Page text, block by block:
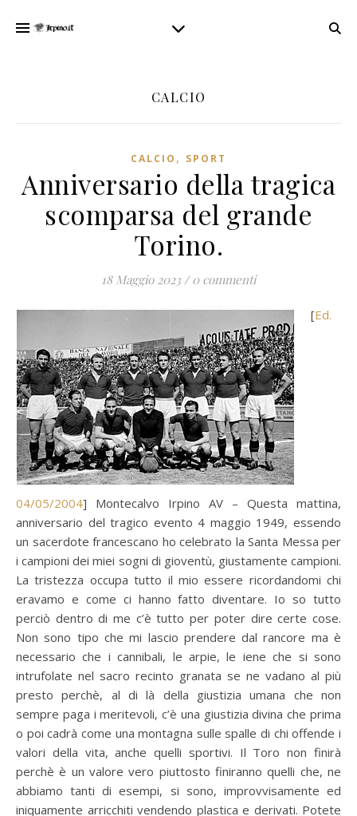
CALCIO
CALCIO , SPORT
Anniversario della tragica
scomparsa del grande
Torino.
18 Maggio 2023 / 0 commenti
[Ed.
04/05/2004] Montecalvo Irpino AV – Questa mattina,
anniversario del tragico evento 4 maggio 1949, essendo
un sacerdote francescano ho celebrato la Santa Messa per
i campioni dei miei sogni di gioventù, giustamente campioni.
La tristezza occupa tutto il mio essere ricordandomi chi
eravamo e come ci hanno fatto diventare. Io so tutto
perciò dentro di me c’è tutto per poter dire certe cose.
Non sono tipo che mi lascio prendere dal rancore ma è
necessario che i cannibali, le arpie, le iene che si sono
intrufolate nel sacro recinto granata se ne vadano al più
presto perchè, al di là della giustizia umana che non
sempre paga i meritevoli, c’è una giustizia divina che prima
o poi cadrà come una montagna sulle spalle di chi offende i
valori della vita, anche quelli sportivi. Il Toro non finirà
perchè è un valore vero piuttosto finiranno quelli che, ne
abbiamo tanti di esempi, si sono, improvvisamente ed
iniquamente arricchiti vendendo plastica e derivati. Potete